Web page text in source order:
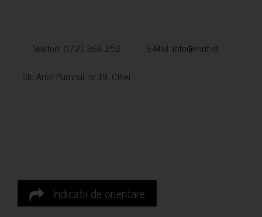
Telefon: 0721 366 252 E-Mail: info@mnf.ro
Str. Aron Pumnul, nr 19, Cihei
Indicatii de orientare